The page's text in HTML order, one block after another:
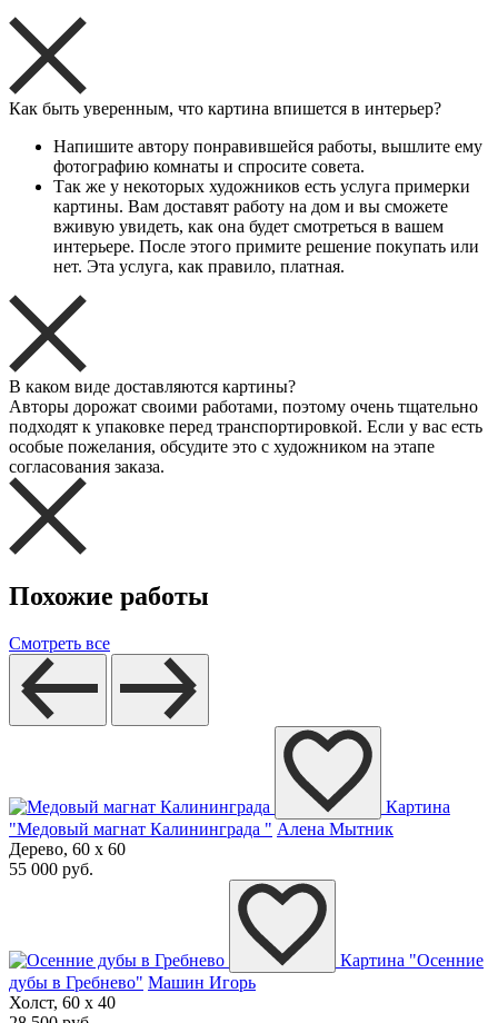
Как быть уверенным, что картина впишется в интерьер?
Напишите автору понравившейся работы, вышлите ему
фотографию комнаты и спросите совета.
Так же у некоторых художников есть услуга примерки
картины. Вам доставят работу на дом и вы сможете
вживую увидеть, как она будет смотреться в вашем
интерьере. После этого примите решение покупать или
нет. Эта услуга, как правило, платная.
В каком виде доставляются картины?
Авторы дорожат своими работами, поэтому очень тщательно
подходят к упаковке перед транспортировкой. Если у вас есть
особые пожелания, обсудите это с художником на этапе
согласования заказа.
Похожие работы
Смотреть все
Картина
"Медовый магнат Калининграда " Алена Мытник
Дерево, 60 x 60
55 000 руб.
Картина "Осенние
дубы в Гребнево" Машин Игорь
Холст, 60 x 40